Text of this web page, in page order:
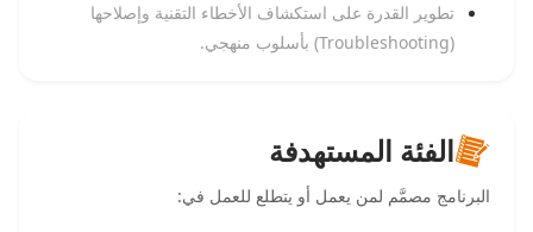
تطوير القدرة على استكشاف الأخطاء التقنية وإصلاحها
(Troubleshooting) بأسلوب منهجي.
الفئة المستهدفة
البرنامج مصمَّم لمن يعمل أو يتطلع للعمل في: